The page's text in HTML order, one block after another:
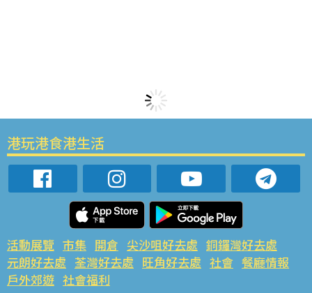
港玩港食港生活
活動展覽 市集 開倉 尖沙咀好去處 銅鑼灣好去處
元朗好去處 荃灣好去處 旺角好去處 社會 餐廳情報
戶外郊遊 社會福利